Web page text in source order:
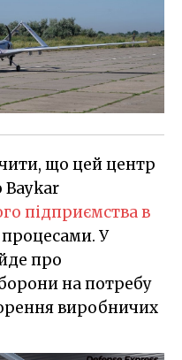
що цей центр
Baykar
підприємства в
У
про
на потребу
виробничих